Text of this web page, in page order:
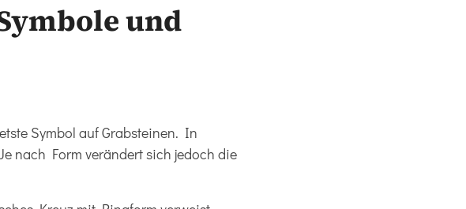
und
Symbol auf Grabsteinen. In
nach Form verändert sich jedoch die